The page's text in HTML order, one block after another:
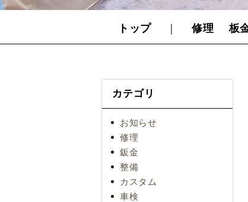
トップ 修理 板
カテゴリ
お知らせ
修理
鈑金
整備
カスタム
車検